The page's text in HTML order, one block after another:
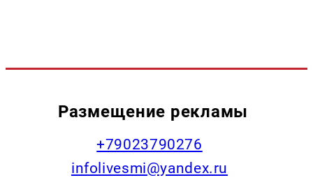
Размещение рекламы
+79023790276
infolivesmi@yandex.ru